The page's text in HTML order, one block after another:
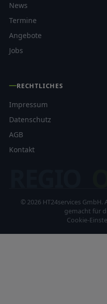
News
Termine
Angebote
Jobs
RECHTLICHES
Impressum
Datenschutz
AGB
Kontakt
© 2026 HT24services
gemacht für
Cookie-